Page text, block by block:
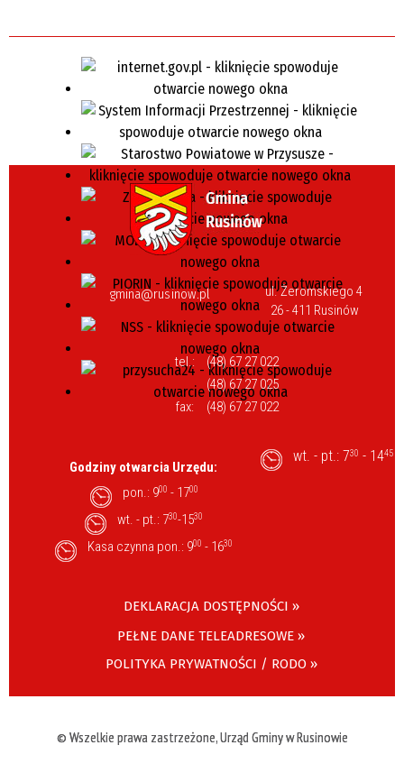
gmina@rusinow.pl
ul. Żeromskiego 4
26 - 411 Rusinów
tel.:
(48) 67 27 022
(48) 67 27 025
fax:
(48) 67 27 022
Godziny otwarcia Urzędu:
pon.: 900 - 1700
wt. - pt.: 730-1530
Kasa czynna pon.: 900 - 1630
wt. - pt.: 730 - 1445
DEKLARACJA DOSTĘPNOŚCI »
PEŁNE DANE TELEADRESOWE »
POLITYKA PRYWATNOŚCI / RODO »
© Wszelkie prawa zastrzeżone, Urząd Gminy w Rusinowie